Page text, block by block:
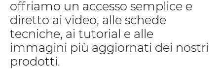
offriamo un accesso semplice e
diretto ai video, alle schede
tecniche, ai tutorial e alle
immagini più aggiornati dei nostri
prodotti.